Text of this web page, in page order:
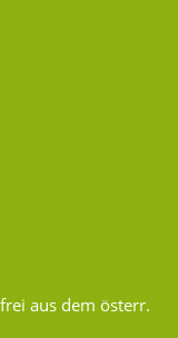
aus dem österr.